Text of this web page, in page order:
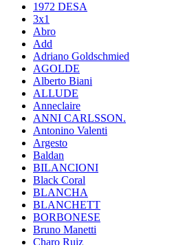
1972 DESA
3x1
Abro
Add
Adriano Goldschmied
AGOLDE
Alberto Biani
ALLUDE
Anneclaire
ANNI CARLSSON.
Antonino Valenti
Argesto
Baldan
BILANCIONI
Black Coral
BLANCHA
BLANCHETT
BORBONESE
Bruno Manetti
Charo Ruiz